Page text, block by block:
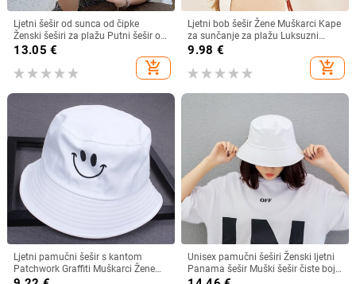
Ljetni šešir od sunca od čipke
Ženski šeširi za plažu Putni šešir od
sunca širokog oboda Elegantni
lolita šešir s kantom Blagdanski
šeširi za žensku modu
13.05 €
add_shopping_cart
Ljetni bob šešir Žene Muškarci Kape
za sunčanje za plažu Luksuzni
dizajnerski brend Pohabani šeširi
za ekspediciju Šeširi u stilu Y2K
Baseball Golf kape
9.98 €
add_shopping_cart
Ljetni pamučni šešir s kantom
Patchwork Graffiti Muškarci Žene
Vanjski Hip Hop Sklopivi Bob
Unisex pamučni šeširi Ženski ljetni
Panama šešir Muški šešir čiste boje
Fedoras šešir Ribarski šešir Kapa za